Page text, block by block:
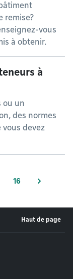
remise?
vous
à obtenir.
à
ou un
des normes
vous devez
Page
16
Haut de page